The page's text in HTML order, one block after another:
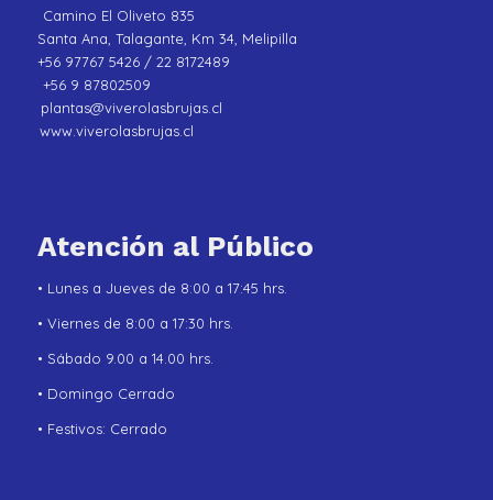
Camino El Oliveto 835
Santa Ana, Talagante, Km 34, Melipilla
+56 97767 5426 / 22 8172489
+56 9 87802509
plantas@viverolasbrujas.cl
www.viverolasbrujas.cl
Atención al Público
• Lunes a Jueves de 8:00 a 17:45 hrs.
• Viernes de 8:00 a 17:30 hrs.
• Sábado 9.00 a 14.00 hrs.
• Domingo Cerrado
• Festivos: Cerrado